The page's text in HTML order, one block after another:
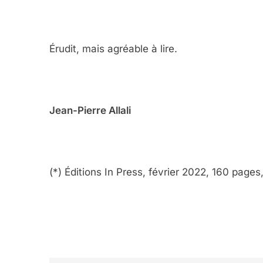
Érudit, mais agréable à lire.
Jean-Pierre Allali
(*) Éditions In Press, février 2022, 160
DAFINA MAROC